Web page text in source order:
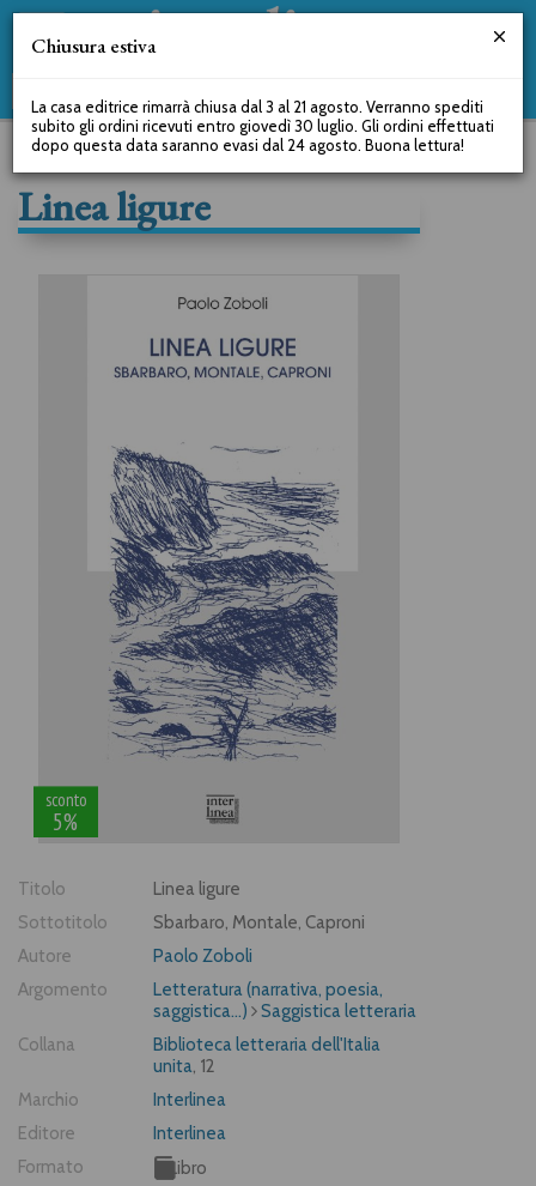
Linea ligure
sconto
5%
Titolo
Linea ligure
Sottotitolo
Sbarbaro, Montale, Caproni
Autore
Paolo Zoboli
Argomento
Letteratura (narrativa, poesia,
saggistica...)
Saggistica letteraria
Collana
Biblioteca letteraria dell'Italia
unita, 12
Marchio
Interlinea
Editore
Interlinea
Formato
Libro
Chiusura estiva
La casa editrice rimarrà chiusa dal 3 al 21 agosto. Verranno spediti
subito gli ordini ricevuti entro giovedì 30 luglio. Gli ordini effettuati
dopo questa data saranno evasi dal 24 agosto. Buona lettura!